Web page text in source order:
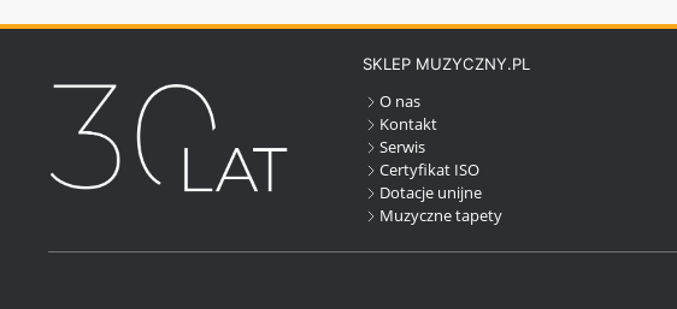
SKLEP MUZYCZNY.PL
O nas
Kontakt
Serwis
Certyfikat ISO
Dotacje unijne
Muzyczne tapety